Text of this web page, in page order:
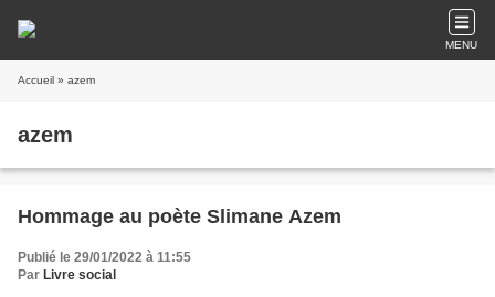
MENU
Accueil » azem
azem
Hommage au poète Slimane Azem
Publié le 29/01/2022 à 11:55
Par Livre social